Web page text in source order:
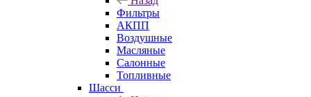
Фильтры
АКПП
Воздушные
Масляные
Салонные
Топливные
Шасси